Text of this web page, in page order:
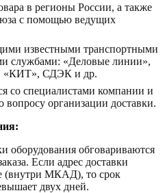
в регионы России, а также
с помощью ведущих
известными транспортными
службами: «Деловые линии»,
«КИТ», СДЭК и др.
со специалистами компании и
вопросу организации доставки.
оборудования обговариваются
Если адрес доставки
(внутри МКАД), то срок
двух дней.